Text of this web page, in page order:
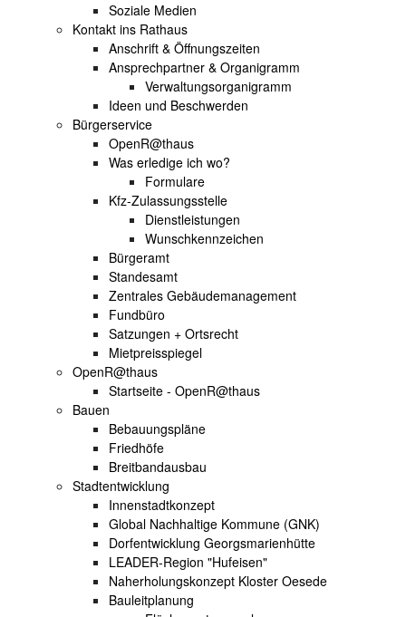
Soziale Medien
Kontakt ins Rathaus
Anschrift & Öffnungszeiten
Ansprechpartner & Organigramm
Verwaltungsorganigramm
Ideen und Beschwerden
Bürgerservice
OpenR@thaus
Was erledige ich wo?
Formulare
Kfz-Zulassungsstelle
Dienstleistungen
Wunschkennzeichen
Bürgeramt
Standesamt
Zentrales Gebäudemanagement
Fundbüro
Satzungen + Ortsrecht
Mietpreisspiegel
OpenR@thaus
Startseite - OpenR@thaus
Bauen
Bebauungspläne
Friedhöfe
Breitbandausbau
Stadtentwicklung
Innenstadtkonzept
Global Nachhaltige Kommune (GNK)
Dorfentwicklung Georgsmarienhütte
LEADER-Region "Hufeisen"
Naherholungskonzept Kloster Oesede
Bauleitplanung